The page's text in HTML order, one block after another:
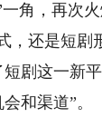
角，再次火
还是短剧
剧这一新
和渠道”。